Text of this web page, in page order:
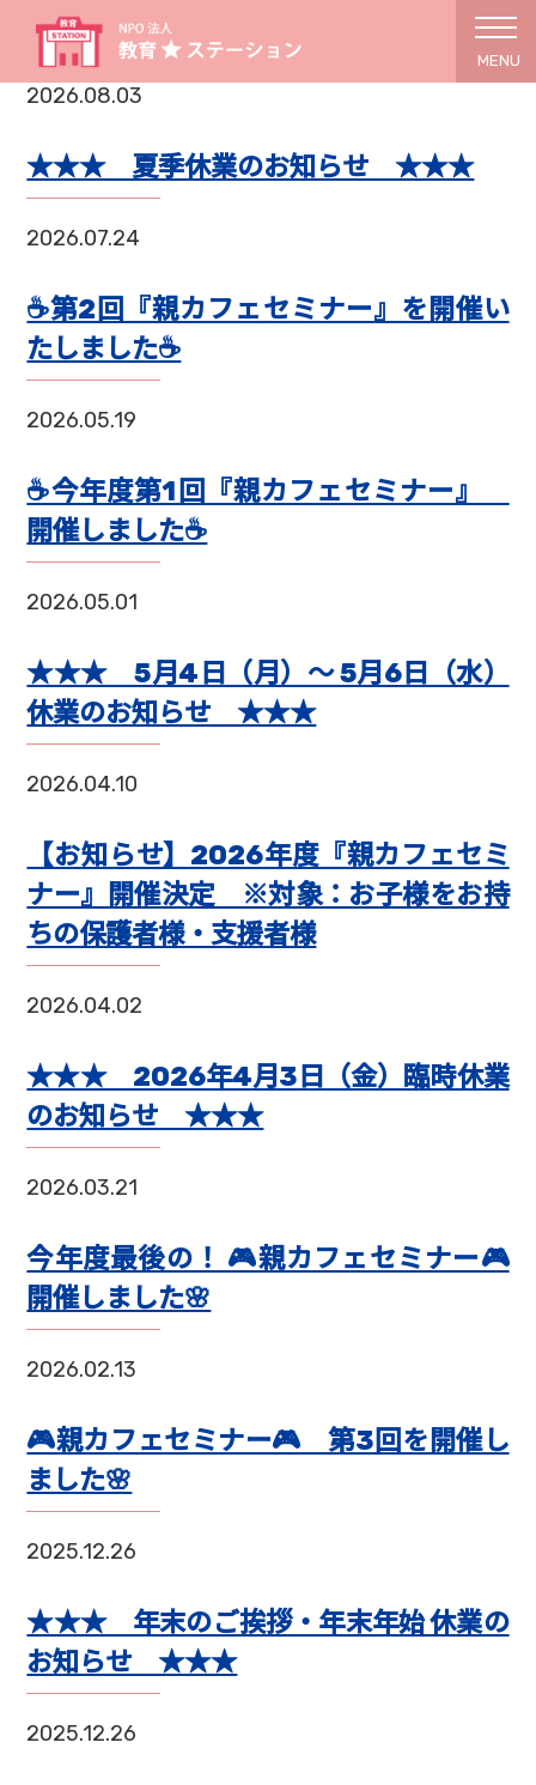
MENU
2026.08.03
★★★ 夏季休業のお知らせ ★★★
2026.07.24
☕第2回『親カフェセミナー』を開催い
たしました☕
2026.05.19
☕今年度第1回『親カフェセミナー』
開催しました☕
2026.05.01
★★★ 5月4日（月）～ 5月6日（水）
休業のお知らせ ★★★
2026.04.10
【お知らせ】2026年度『親カフェセミ
ナー』開催決定 ※対象：お子様をお持
ちの保護者様・支援者様
2026.04.02
★★★ 2026年4月3日（金）臨時休業
のお知らせ ★★★
2026.03.21
今年度最後の！ 🎮親カフェセミナー🎮
開催しました🌸
2026.02.13
🎮親カフェセミナー🎮 第3回を開催し
ました🌸
2025.12.26
★★★ 年末のご挨拶・年末年始 休業の
お知らせ ★★★
2025.12.26